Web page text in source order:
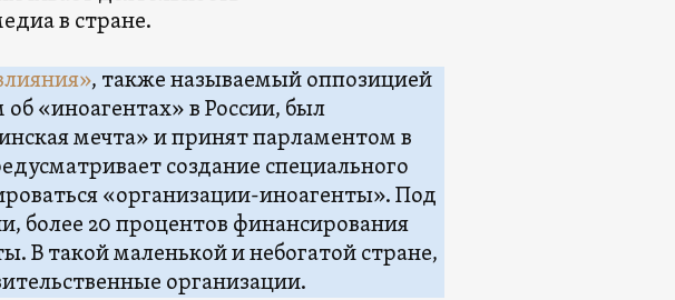
в стране.
, также называемый оппозицией
«иноагентах» в России, был
мечта» и принят парламентом в
создание специального
«организации-иноагенты». Под
более 20 процентов финансирования
В такой маленькой и небогатой стране,
организации.